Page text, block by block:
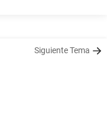
Siguiente Tema